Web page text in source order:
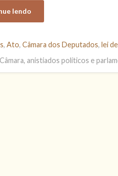
lendo
, Ato, Câmara dos Deputados, lei
anistiados políticos e